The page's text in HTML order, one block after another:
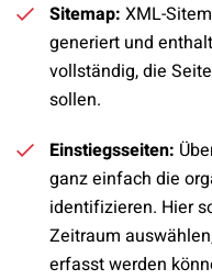
Sitemap: XML-
generiert und
vollständig, die
sollen.
Einstiegsseiten:
ganz einfach die
identifizieren. Hier
Zeitraum
erfasst werden